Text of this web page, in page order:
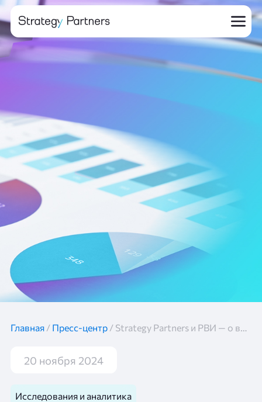
Главная / Пресс-центр / Strategy Partners и РВИ — о возможностях видеоигр в системе образования
20 ноября 2024
Исследования и аналитика